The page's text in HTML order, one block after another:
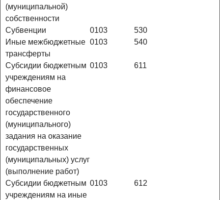
(муниципальной)
собственности
Субвенции 0103
530
Иные межбюджетные
трансферты
0103 540
Субсидии бюджетным
учреждениям на
финансовое
обеспечение
государственного
(муниципального)
задания на оказание
государственных
(муниципальных) услуг
(выполнение работ)
0103 611
Субсидии бюджетным
учреждениям на иные
0103 612